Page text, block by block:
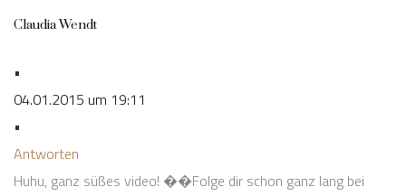
Claudia Wendt
•
04.01.2015 um 19:11
•
Antworten
Huhu, ganz süßes video! ��Folge dir schon ganz lang bei